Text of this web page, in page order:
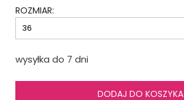
ROZMIAR:
wysyłka do 7 dni
DODAJ DO KOSZYKA